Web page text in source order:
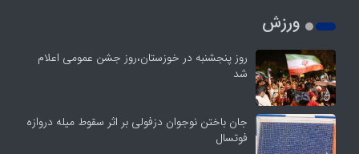
ورزش
روز پنجشنبه در خوزستان،روز جشن عمومی اعلام
شد
جان باختن نوجوان دزفولی بر اثر سقوط میله دروازه
فوتسال